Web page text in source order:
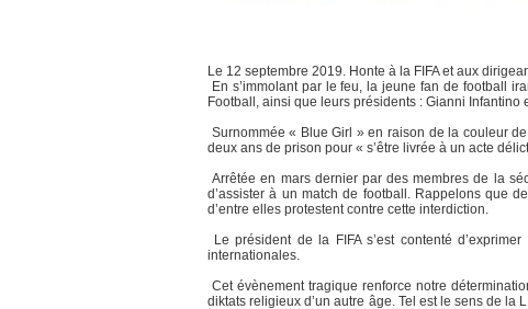
Le 12 septembre 2019. Honte à la FIFA et aux
En s’immolant par le feu, la jeune fan de football
Football, ainsi que leurs présidents : Gianni
Surnommée « Blue Girl » en raison de la couleur
deux ans de prison pour « s’être livrée à un acte
Arrêtée en mars dernier par des membres de la
d’assister à un match de football. Rappelons que
d’entre elles protestent contre cette interdiction.
Le président de la FIFA s’est contenté
internationales.
Cet évènement tragique renforce notre
diktats religieux d’un autre âge. Tel est le sens de la